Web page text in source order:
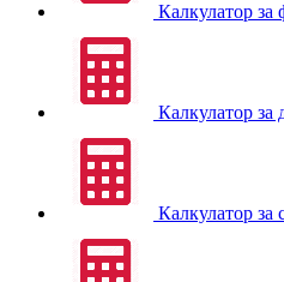
Калкулатор
Калкулатор за
Калкулатор за